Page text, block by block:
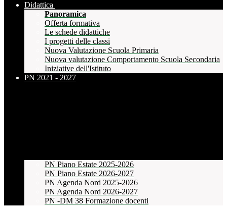
Didattica
Panoramica
Offerta formativa
Le schede didattiche
I progetti delle classi
Nuova Valutazione Scuola Primaria
Nuova valutazione Comportamento Scuola Secondaria
Iniziative dell'Istituto
PN 2021 - 2027
PN Piano Estate 2025-2026
PN Piano Estate 2026-2027
PN Agenda Nord 2025-2026
PN Agenda Nord 2026-2027
PN -DM 38 Formazione docenti